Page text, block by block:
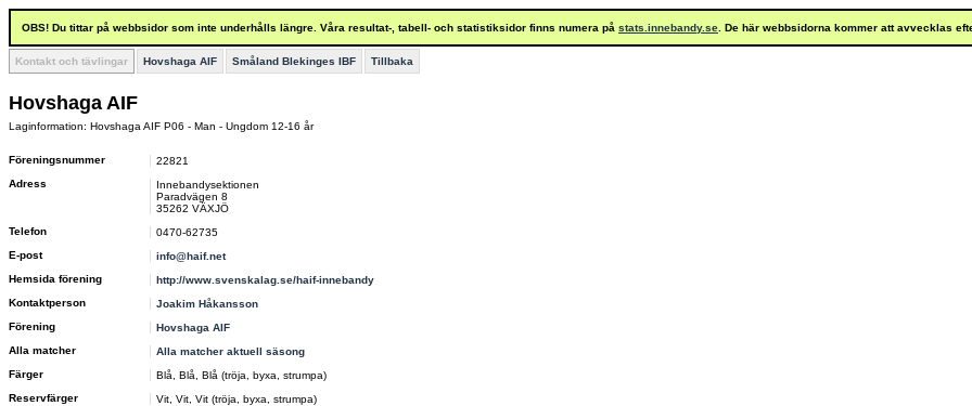
OBS! Du tittar på webbsidor som inte underhålls längre. Våra resultat-, tabell- och statistiksidor finns numera på stats.innebandy.se . De här webbsidorna kommer att avvecklas
Kontakt och tävlingar Hovshaga AIF Småland Blekinges IBF Tillbaka
Hovshaga AIF
Laginformation: Hovshaga AIF P06 - Man - Ungdom 12-16 år
Föreningsnummer
22821
Adress
Innebandysektionen
Paradvägen 8
35262 VÄXJÖ
Telefon
0470-62735
E-post
info@haif.net
Hemsida förening
http://www.svenskalag.se/haif-innebandy
Kontaktperson
Joakim Håkansson
Förening
Hovshaga AIF
Alla matcher
Alla matcher aktuell säsong
Färger
Blå, Blå, Blå (tröja, byxa, strumpa)
Reservfärger
Vit, Vit, Vit (tröja, byxa, strumpa)